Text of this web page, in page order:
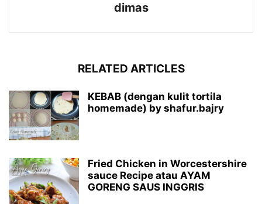
dimas
RELATED ARTICLES
KEBAB (dengan kulit tortila
homemade) by shafur.bajry
Fried Chicken in Worcestershire
sauce Recipe atau AYAM
GORENG SAUS INGGRIS